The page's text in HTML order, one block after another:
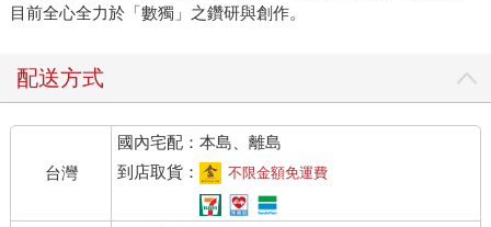
目前全心全力於「數獨」之鑽研與創作。
配送方式
台灣
國內宅配：本島、離島
到店取貨：
不限金額免運費